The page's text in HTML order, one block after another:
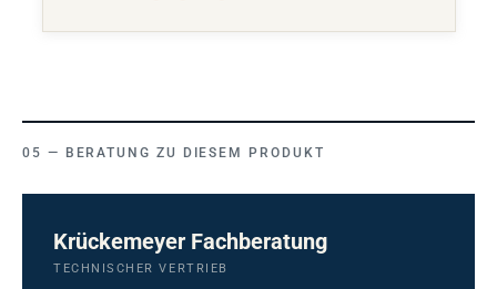
BERATUNG ZU DIESEM PRODUKT
Krückemeyer Fachberatung
TECHNISCHER VERTRIEB